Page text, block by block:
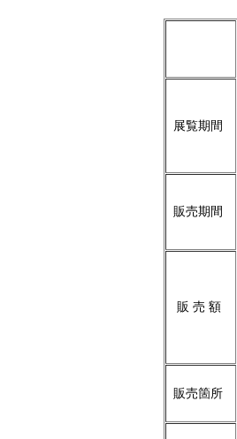
展覧期間
販売期間
販 売 額
販売箇所